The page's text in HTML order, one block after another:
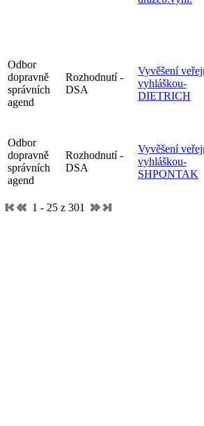
Odbor
dopravně
správních
agend
Rozhodnutí -
DSA
Vyvěšení
vyhláškou-
DIETRICH
Odbor
dopravně
správních
agend
Rozhodnutí -
DSA
Vyvěšení
vyhláškou-
SHPONTAK
1 - 25 z 301